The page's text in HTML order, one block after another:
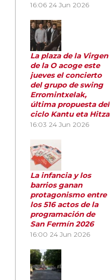
16:06 24 Jun 2026
La plaza de la Virgen
de la O acoge este
jueves el concierto
del grupo de swing
Erromintxelak,
última propuesta del
ciclo Kantu eta Hitza
16:03 24 Jun 2026
La infancia y los
barrios ganan
protagonismo entre
los 516 actos de la
programación de
San Fermín 2026
16:00 24 Jun 2026